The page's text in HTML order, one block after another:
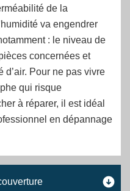
de la
va engendrer
: le niveau de
concernées et
Pour ne pas vivre
qui risque
à réparer, il est idéal
en dépannage